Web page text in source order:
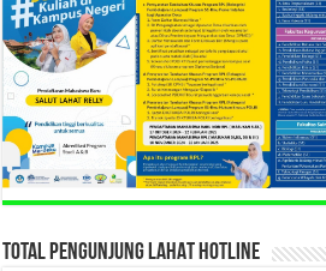
TOTAL PENGUNJUNG LAHAT HOTLINE